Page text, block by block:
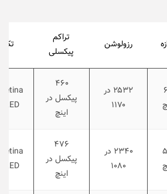
رزولوشن
تراکم
پیکسلی
۲۵۳۲ در
۱۱۷۰
۴۶۰
پیکسل در
اینچ
۲۳۴۰ در
۱۰۸۰
۴۷۶
پیکسل در
اینچ